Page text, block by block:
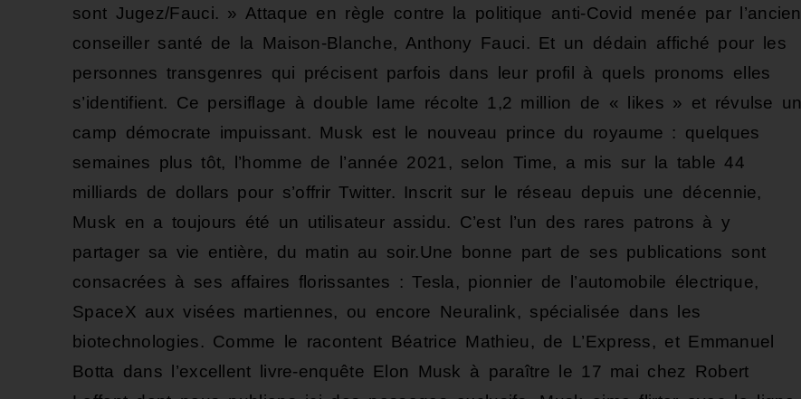
sont Jugez/Fauci. » Attaque en règle contre la politique anti-Covid menée par l’ancien
conseiller santé de la Maison-Blanche, Anthony Fauci. Et un dédain affiché pour les
personnes transgenres qui précisent parfois dans leur profil à quels pronoms elles
s’identifient. Ce persiflage à double lame récolte 1,2 million de « likes » et révulse un
camp démocrate impuissant. Musk est le nouveau prince du royaume : quelques
semaines plus tôt, l’homme de l’année 2021, selon Time, a mis sur la table 44
milliards de dollars pour s’offrir Twitter. Inscrit sur le réseau depuis une décennie,
Musk en a toujours été un utilisateur assidu. C’est l’un des rares patrons à y
partager sa vie entière, du matin au soir.Une bonne part de ses publications sont
consacrées à ses affaires florissantes : Tesla, pionnier de l’automobile électrique,
SpaceX aux visées martiennes, ou encore Neuralink, spécialisée dans les
biotechnologies. Comme le racontent Béatrice Mathieu, de L’Express, et Emmanuel
Botta dans l’excellent livre-enquête Elon Musk à paraître le 17 mai chez Robert